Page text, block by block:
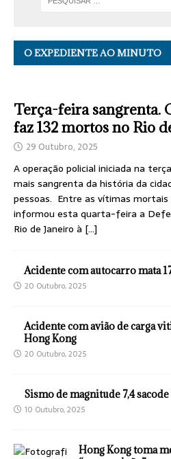
O EXPEDIENTE AO MINUTO
Terça-feira sangrenta.
faz 132 mortos no Rio
29 Outubro, 2025
A operação policial iniciada na
mais sangrenta da história da
pessoas. Entre as vítimas
informou esta quarta-feira a
Rio de Janeiro à […]
Acidente com autocarro mata
20 Outubro, 2025
Acidente com avião de carga
Hong Kong
20 Outubro, 2025
Sismo de magnitude 7,4
10 Outubro, 2025
Hong Kong toma